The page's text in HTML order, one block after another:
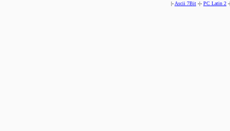
|- Ascii 7Bit -|- PC Latin 2